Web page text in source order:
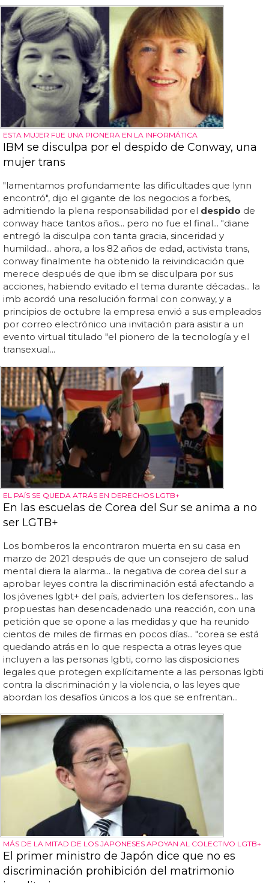
ESTA MUJER FUE UNA PIONERA EN LA INFORMÁTICA
IBM se disculpa por el despido de Conway, una
mujer trans
"lamentamos profundamente las dificultades que lynn
encontró", dijo el gigante de los negocios a forbes,
admitiendo la plena responsabilidad por el despido de
conway hace tantos años... pero no fue el final... "diane
entregó la disculpa con tanta gracia, sinceridad y
humildad... ahora, a los 82 años de edad, activista trans,
conway finalmente ha obtenido la reivindicación que
merece después de que ibm se disculpara por sus
acciones, habiendo evitado el tema durante décadas... la
imb acordó una resolución formal con conway, y a
principios de octubre la empresa envió a sus empleados
por correo electrónico una invitación para asistir a un
evento virtual titulado "el pionero de la tecnología y el
transexual...
EL PAÍS SE QUEDA ATRÁS EN DERECHOS LGTB+
En las escuelas de Corea del Sur se anima a no
ser LGTB+
Los bomberos la encontraron muerta en su casa en
marzo de 2021 después de que un consejero de salud
mental diera la alarma... la negativa de corea del sur a
aprobar leyes contra la discriminación está afectando a
los jóvenes lgbt+ del país, advierten los defensores... las
propuestas han desencadenado una reacción, con una
petición que se opone a las medidas y que ha reunido
cientos de miles de firmas en pocos días... "corea se está
quedando atrás en lo que respecta a otras leyes que
incluyen a las personas lgbti, como las disposiciones
legales que protegen explícitamente a las personas lgbti
contra la discriminación y la violencia, o las leyes que
abordan los desafíos únicos a los que se enfrentan...
MÁS DE LA MITAD DE LOS JAPONESES APOYAN AL COLECTIVO LGTB+
El primer ministro de Japón dice que no es
discriminación prohibición del matrimonio